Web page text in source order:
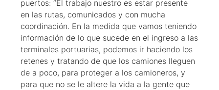
puertos: “El trabajo nuestro es estar presente
en las rutas, comunicados y con mucha
coordinación. En la medida que vamos teniendo
información de lo que sucede en el ingreso a las
terminales portuarias, podemos ir haciendo los
retenes y tratando de que los camiones lleguen
de a poco, para proteger a los camioneros, y
para que no se le altere la vida a la gente que